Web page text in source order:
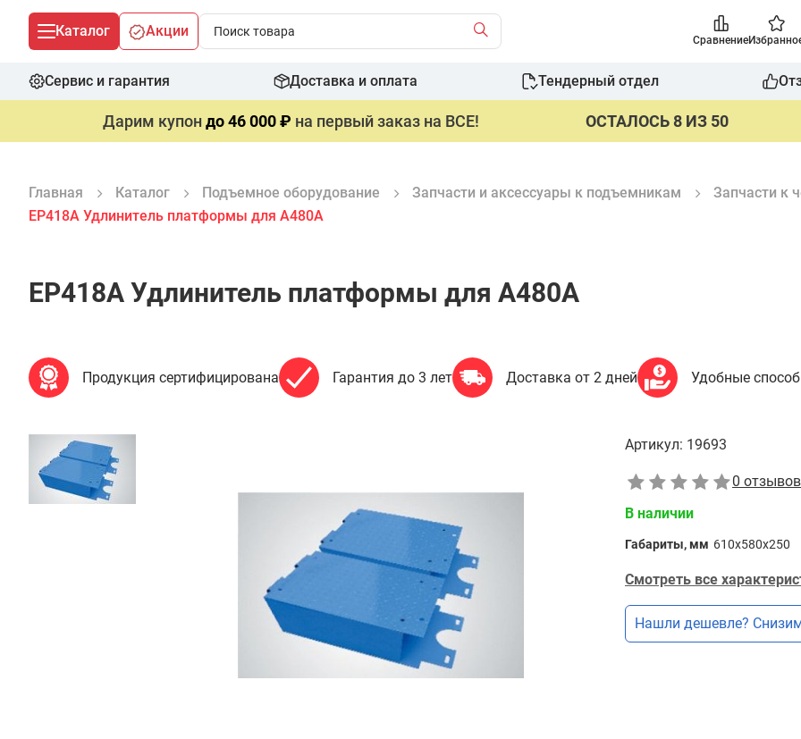
Каталог Акции
Сравнение
Сервис и гарантия Доставка и оплата Тендерный отдел
Дарим купондо 46 000 ₽ на первый заказ на ВСЕ! ОСТАЛОСЬ 8 ИЗ 50
Главная Каталог Подъемное оборудование Запчасти и аксессуары к подъемникам
Запчасти к
EP418A Удлинитель платформы для A480A
EP418A Удлинитель платформы для A480A
Продукция сертифицирована Гарантия до 3 лет Доставка от 2 дней Удобные
008
Артикул: 19693
0 отзывов
В наличии
Габариты, мм 610х580х250
Смотреть все
Нашли дешевле?